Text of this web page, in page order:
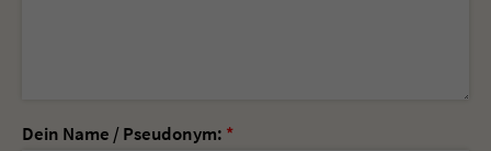
Dein Name / Pseudonym: *